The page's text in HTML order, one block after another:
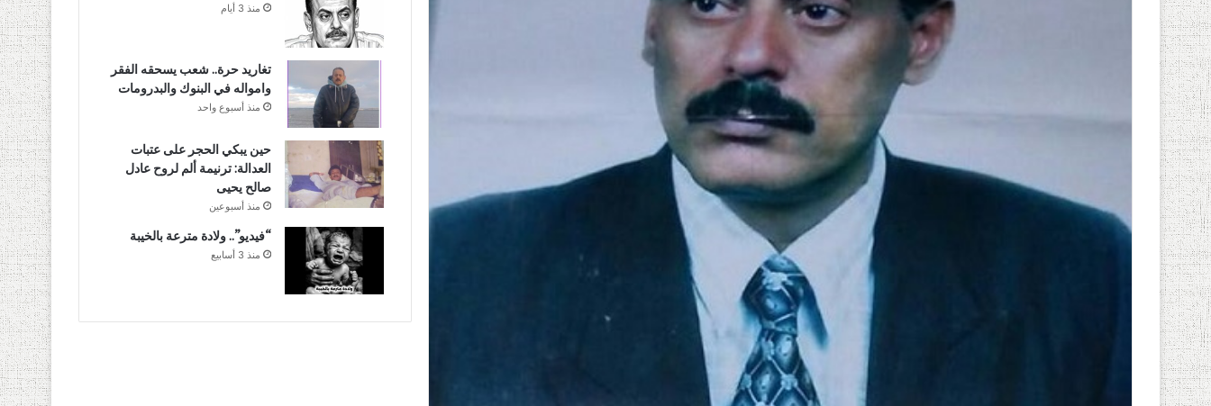
منذ 3 أيام
تغاريد حرة.. شعب يسحقه الفقر
وامواله في البنوك والبدرومات
منذ أسبوع واحد
حين يبكي الحجر على عتبات
العدالة: ترنيمة ألم لروح عادل
صالح يحيى
منذ أسبوعين
“فيديو”.. ولادة مترعة بالخيبة
منذ 3 أسابيع